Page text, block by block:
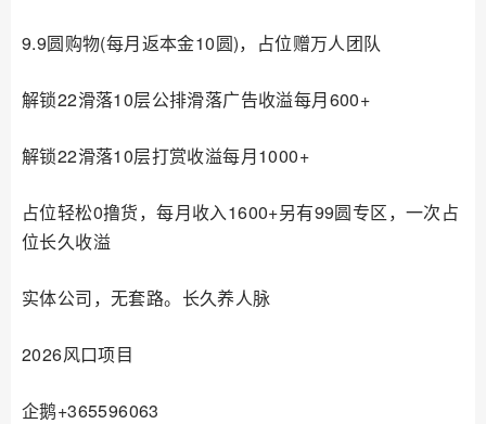
9.9圆购物(每月返本金10圆)，占位赠万人团队
解锁22滑落10层公排滑落广告收溢每月600+
解锁22滑落10层打赏收溢每月1000+
占位轻松0撸货，每月收入1600+另有99圆专区，一次占
位长久收溢
实体公司，无套路。长久养人脉
2026风口项目
企鹅+365596063